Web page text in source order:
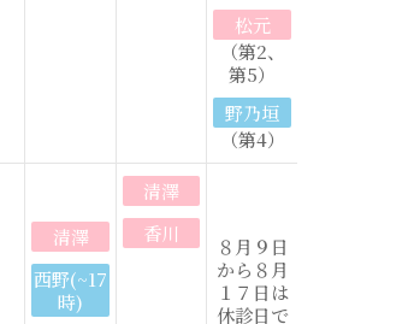
松元
（第2、
第5）
野乃垣
（第4）
清澤
西野(~17
時)
清澤
香川
８月９日
から８月
１７日は
休診日で